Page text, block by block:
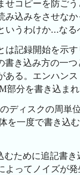
コピーを防ご
込みをさせな
うわけか…なる
記録開始を示
き込み方の一
る。エンハン
分を書き込まれ
ディスクの周単
を一度で書き込
ために追記書
ってノイズが